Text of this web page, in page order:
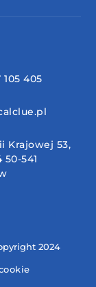
105 405
Krajowej 53,
541
2024